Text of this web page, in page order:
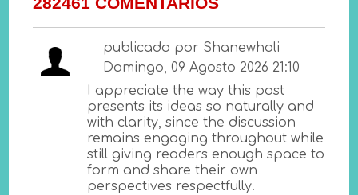
publicado por Shanewholi
Domingo, 09 Agosto 2026 21:10
I appreciate the way this post
presents its ideas so naturally and
with clarity, since the discussion
remains engaging throughout while
still giving readers enough space to
form and share their own
perspectives respectfully.